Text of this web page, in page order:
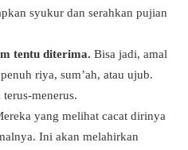
syukur dan serahkan pujian
tentu diterima. Bisa jadi, amal
riya, sum’ah, atau ujub.
menerus.
yang melihat cacat dirinya
Ini akan melahirkan